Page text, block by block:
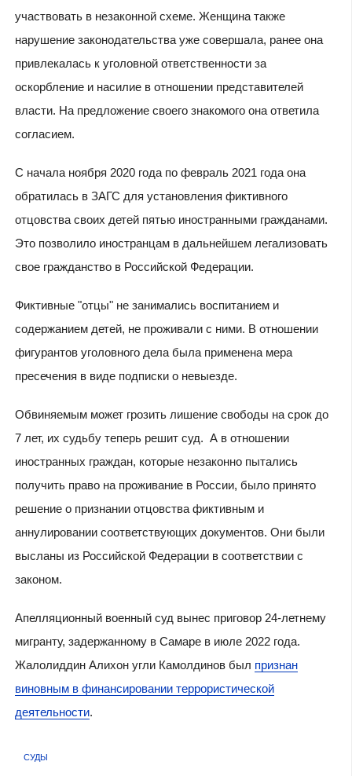
участвовать в незаконной схеме. Женщина также
нарушение законодательства уже совершала, ранее она
привлекалась к уголовной ответственности за
оскорбление и насилие в отношении представителей
власти. На предложение своего знакомого она ответила
согласием.
С начала ноября 2020 года по февраль 2021 года она
обратилась в ЗАГС для установления фиктивного
отцовства своих детей пятью иностранными гражданами.
Это позволило иностранцам в дальнейшем легализовать
свое гражданство в Российской Федерации.
Фиктивные "отцы" не занимались воспитанием и
содержанием детей, не проживали с ними. В отношении
фигурантов уголовного дела была применена мера
пресечения в виде подписки о невыезде.
Обвиняемым может грозить лишение свободы на срок до
7 лет, их судьбу теперь решит суд. А в отношении
иностранных граждан, которые незаконно пытались
получить право на проживание в России, было принято
решение о признании отцовства фиктивным и
аннулировании соответствующих документов. Они были
высланы из Российской Федерации в соответствии с
законом.
Апелляционный военный суд вынес приговор 24-летнему
мигранту, задержанному в Самаре в июле 2022 года.
Жалолиддин Алихон угли Камолдинов был признан
виновным в финансировании террористической
деятельности.
СУДЫ